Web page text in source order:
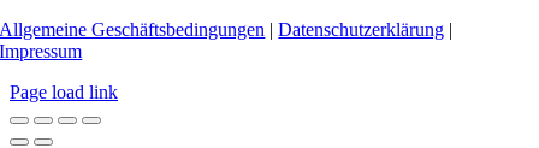
Allgemeine Geschäftsbedingungen |Datenschutzerklärung |
Impressum
Page load link